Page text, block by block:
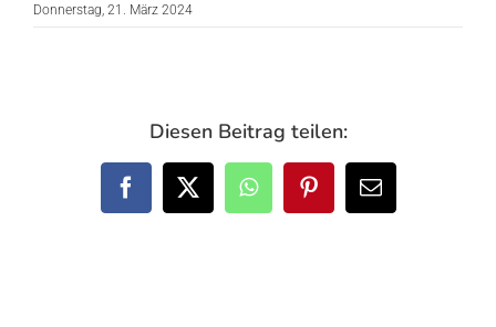
Donnerstag, 21. März 2024
Diesen Beitrag teilen:
Facebook
X WhatsAppPinterest
E-
Mail